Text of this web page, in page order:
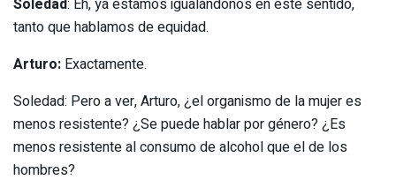
Soledad: Eh, ya estamos igualándonos en este sentido,
tanto que hablamos de equidad.
Arturo: Exactamente.
Soledad: Pero a ver, Arturo, ¿el organismo de la mujer es
menos resistente? ¿Se puede hablar por género? ¿Es
menos resistente al consumo de alcohol que el de los
hombres?